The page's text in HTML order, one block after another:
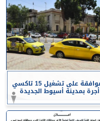
الموافقة على تشغيل 15 تاكسي
أجرة بمدينة أسيوط الجديدة